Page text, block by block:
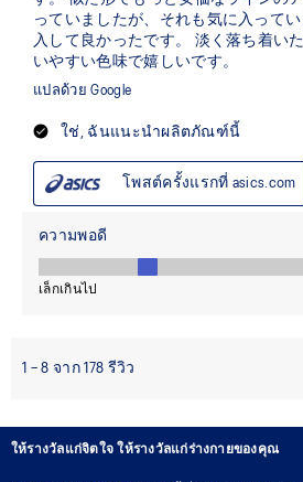
ให้รางวัลแก่จิตใจ ให้รางวัลแก่ร่างกายของคุณ